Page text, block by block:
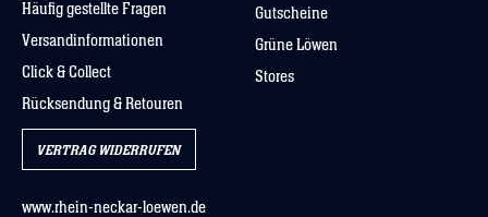
Häufig gestellte Fragen
Versandinformationen
Click & Collect
Rücksendung & Retouren
Gutscheine
Grüne Löwen
Stores
VERTRAG WIDERRUFEN
www.rhein-neckar-loewen.de